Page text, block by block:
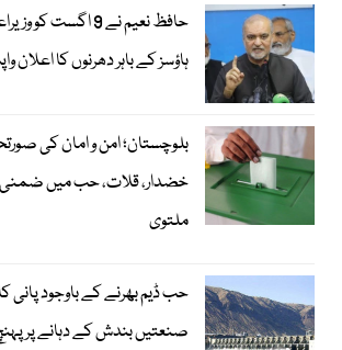
حافظ نعیم نے 9 اگست
ہاؤسز کے باہر دھرنوں کا اعلان
بلوچستان؛ امن و امان کی
خضدار، قلات، حب میں ضمنی
ملتوی
صنعتیں بندش کے دہانے پر